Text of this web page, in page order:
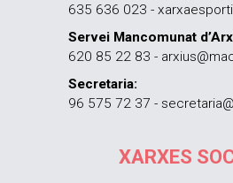
635 636 023 -
Servei Mancomunat
620 85 22 83 -
Secretaria:
96 575 72 37 -
XARXES